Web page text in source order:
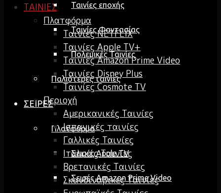
Ταινίες εποχής
Ταινίες Φαντασίας
Πολεμικές Ταινίες
Παλιότερες ταινίες
ΣΕΙΡΕΣ
Πλατφόρμα
Σειρές Apple TV
Σειρές Amazon Prime Video
ΤΑΙΝΙΕΣ
Πλατφόρμα
Ταινίες NETFLIX
Ταινίες Apple TV+
Ταινίες Amazon Prime Video
Ταινίες Disney Plus
Ταινίες Cosmote TV
Περιοχή
Αμερικανικές Ταινίες
Ισπανικές ταινίες
Γαλλικές Ταινίες
Ιταλικές Ταινίες
Βρετανικές Ταινίες
Σκανδιναβικές Ταινίες